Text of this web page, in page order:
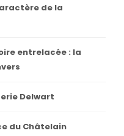
de la
entrelacée : la
Delwart
du Châtelain